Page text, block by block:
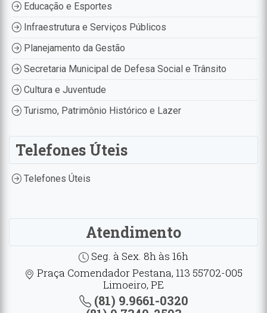
Educação e Esportes
Infraestrutura e Serviços Públicos
Planejamento da Gestão
Secretaria Municipal de Defesa Social e Trânsito
Cultura e Juventude
Turismo, Patrimônio Histórico e Lazer
Telefones Úteis
Telefones Úteis
Atendimento
Seg. à Sex. 8h às 16h
Praça Comendador Pestana, 113 55702-005
Limoeiro, PE
(81) 9.9661-0320